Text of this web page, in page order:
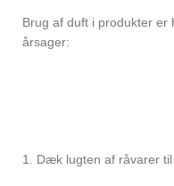
Brug af duft i produkter er
årsager:
1. Dæk lugten af ​​råvarer til